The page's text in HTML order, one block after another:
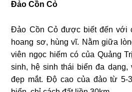
Đảo Cồn Cỏ
Đảo Cồn Cỏ được biết đến với
hoang sơ, hùng vĩ. Nằm giữa
viên ngọc hiếm có của Quảng
sinh, hệ sinh thái biển đa dạng,
đẹp mắt. Độ cao của đảo từ